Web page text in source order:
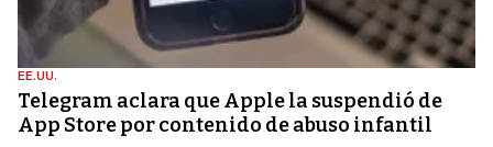
EE.UU.
Telegram aclara que Apple la suspendió de
App Store por contenido de abuso infantil